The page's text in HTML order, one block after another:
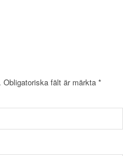
Obligatoriska fält är märkta *